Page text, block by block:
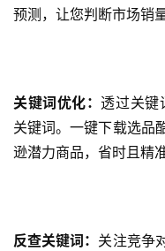
预测，让您判断市场销量
关键词优化：透过关键
关键词。一键下载选品
逊潜力商品，省时且精
反查关键词： 关注竞争